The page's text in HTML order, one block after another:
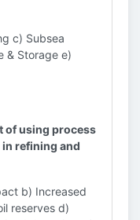
c) Subsea
& Storage e)
of using process
refining and
b) Increased
reserves d)